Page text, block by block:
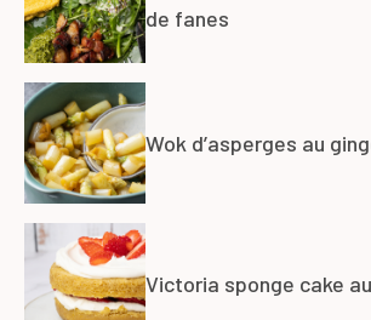
de fanes
Wok d’asperges au
Victoria sponge cake